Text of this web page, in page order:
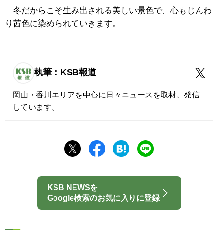
冬だからこそ生み出される美しい景色で、心もじんわ
り茜色に染められていきます。
執筆：KSB報道
岡山・香川エリアを中心に日々ニュースを取材、発信
しています。
KSB NEWSを
Google検索のお気に入りに登録